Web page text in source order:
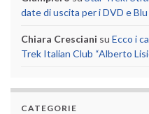
date di uscita per i DVD e Blu
Chiara Cresciani su Ecco i
Trek Italian Club “Alberto
CATEGORIE